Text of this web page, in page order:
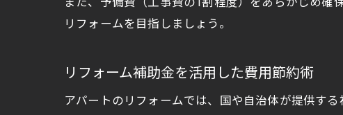
リフォームを目指しましょう。
リフォーム補助金を活用した費用節約術
アパートのリフォームでは、国や自治体が提供す